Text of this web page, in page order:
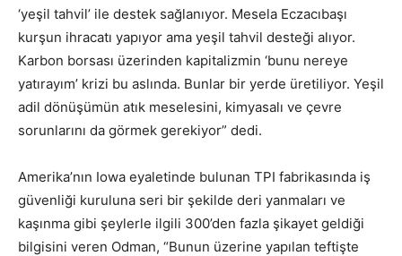
‘yeşil tahvil’ ile destek sağlanıyor. Mesela Eczacıbaşı
kurşun ihracatı yapıyor ama yeşil tahvil desteği alıyor.
Karbon borsası üzerinden kapitalizmin ‘bunu nereye
yatırayım’ krizi bu aslında. Bunlar bir yerde üretiliyor. Yeşil
adil dönüşümün atık meselesini, kimyasalı ve çevre
sorunlarını da görmek gerekiyor” dedi.
Amerika’nın Iowa eyaletinde bulunan TPI fabrikasında iş
güvenliği kuruluna seri bir şekilde deri yanmaları ve
kaşınma gibi şeylerle ilgili 300’den fazla şikayet geldiği
bilgisini veren Odman, “Bunun üzerine yapılan teftişte